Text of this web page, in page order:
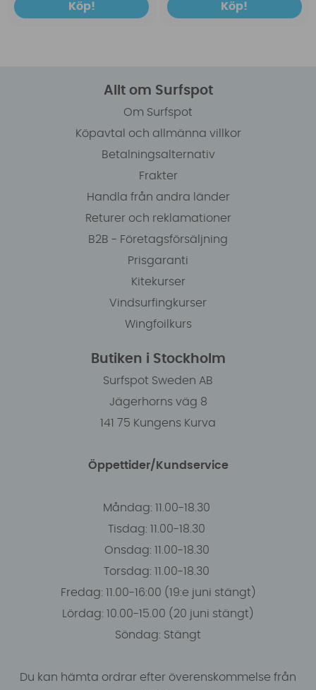
Köp! Köp!
Allt om Surfspot
Om Surfspot
Köpavtal och allmänna villkor
Betalningsalternativ
Frakter
Handla från andra länder
Returer och reklamationer
B2B - Företagsförsäljning
Prisgaranti
Kitekurser
Vindsurfingkurser
Wingfoilkurs
Butiken i Stockholm
Surfspot Sweden AB
Jägerhorns väg 8
141 75 Kungens Kurva
Öppettider/Kundservice
Måndag: 11.00-18.30
Tisdag: 11.00-18.30
Onsdag: 11.00-18.30
Torsdag: 11.00-18.30
Fredag: 11.00-16:00 (19:e juni stängt)
Lördag: 10.00-15.00 (20 juni stängt)
Söndag: Stängt
Du kan hämta ordrar efter överenskommelse från